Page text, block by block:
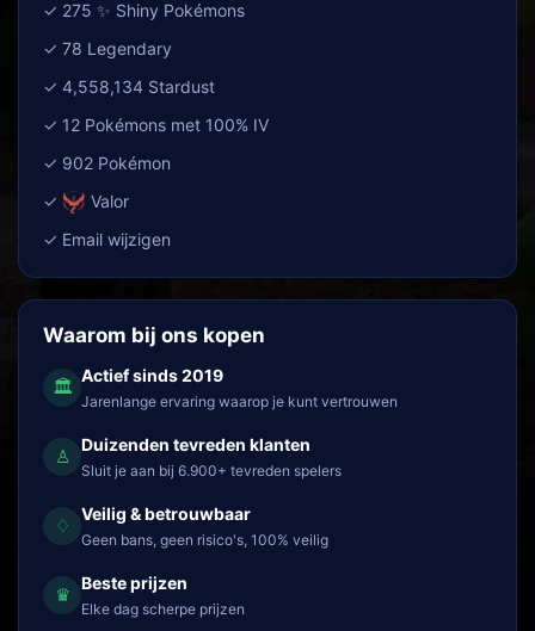
✓ 275 ✨ Shiny Pokémons
✓ 78 Legendary
✓ 4,558,134 Stardust
✓ 12 Pokémons met 100% IV
✓ 902 Pokémon
✓
Valor
✓ Email wijzigen
Waarom bij ons kopen
🏛
Actief sinds 2019
Jarenlange ervaring waarop je kunt vertrouwen
♙
Duizenden tevreden klanten
Sluit je aan bij 6.900+ tevreden spelers
♢
Veilig & betrouwbaar
Geen bans, geen risico's, 100% veilig
♛
Beste prijzen
Elke dag scherpe prijzen